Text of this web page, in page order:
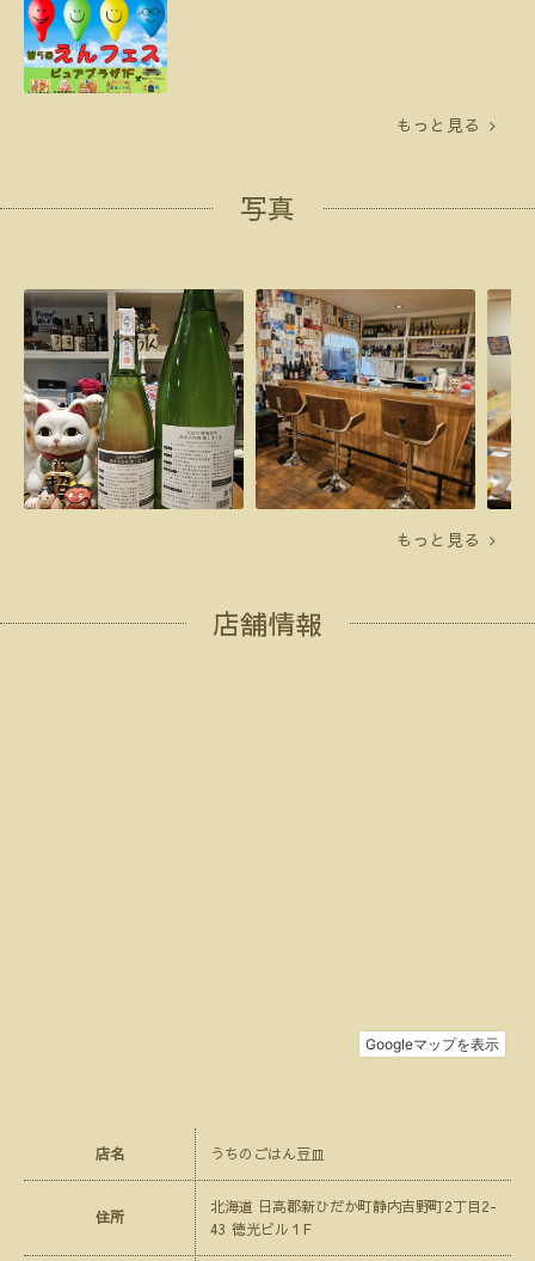
もっと見る
写真
もっと見る
店舗情報
店名 うちのごはん豆皿
住所
北海道 日高郡新ひだか町静内吉野町2丁目2-
43 徳光ビル１F